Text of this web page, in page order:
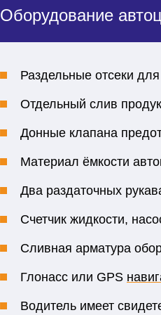
Оборудование
Раздельные отсеки
Отдельный слив
Донные клапана
Материал ёмкости
Два раздаточных
Счетчик жидкости,
Сливная арматура
Глонасс или GPS
Водитель имеет